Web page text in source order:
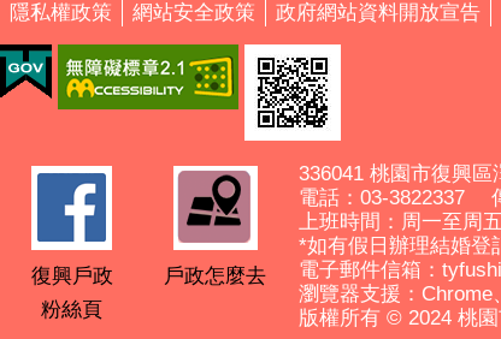
隱私權政策 網站安全政策 政府網站資料開放宣告
復興戶政
粉絲頁
戶政怎麼去
336041 桃園市復興區
電話：03-3822337
上班時間：周一至周
*如有假日辦理結婚登
電子郵件信箱：
瀏覽器支援：Chrome
版權所有 © 2024 桃